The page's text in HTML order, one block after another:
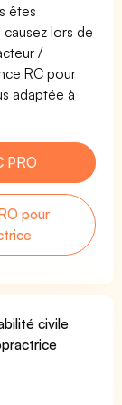
êtes
lors de
/
RC pour
adaptée à
PRO
pour
civile